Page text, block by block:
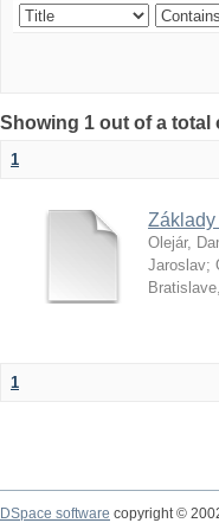
Showing 1 out of a
1
Základy
Olejár,
Jaroslav;
Bratislave,
1
DSpace software copyright ©